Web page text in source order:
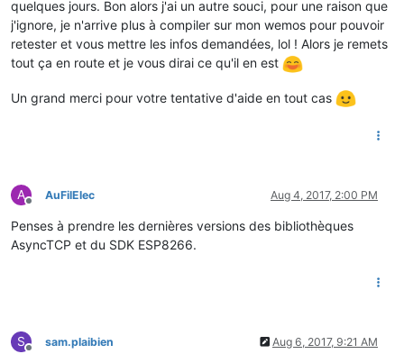
quelques jours. Bon alors j'ai un autre souci, pour une raison que
j'ignore, je n'arrive plus à compiler sur mon wemos pour pouvoir
retester et vous mettre les infos demandées, lol ! Alors je remets
tout ça en route et je vous dirai ce qu'il en est
Un grand merci pour votre tentative d'aide en tout cas
A
Offline
AuFilElec Aug 4, 2017, 2:00 PM
Penses à prendre les dernières versions des bibliothèques
AsyncTCP et du SDK ESP8266.
S
Offline
sam.plaibien Aug 6, 2017, 9:21 AM